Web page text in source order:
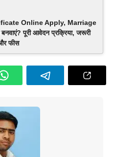
Online Apply, Marriage
पूरी आवेदन प्रक्रिया, जरूरी
फीस